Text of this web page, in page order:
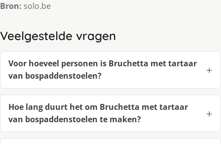
Bron: solo.be
Veelgestelde vragen
Voor hoeveel personen is Bruchetta met tartaar
van bospaddenstoelen?
Hoe lang duurt het om Bruchetta met tartaar
van bospaddenstoelen te maken?